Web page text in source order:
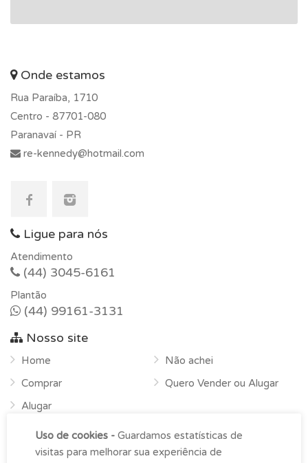
Onde estamos
Rua Paraíba, 1710
Centro - 87701-080
Paranavaí - PR
re-kennedy@hotmail.com
Ligue para nós
Atendimento
(44) 3045-6161
Plantão
(44) 99161-3131
Nosso site
Home
Comprar
Alugar
Sobre
Contato
Não achei
Quero Vender ou Alugar
Uso de cookies - Guardamos estatísticas de
visitas para melhorar sua experiência de